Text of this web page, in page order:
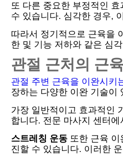
또 다른 중요한 부정적인
수 있습니다. 심각한 경우,
따라서 정기적으로 근육을
한 및 기능 저하와 같은 심
관절 근처의 근
관절 주변 근육을 이완시키
장하는 다양한 이완 기술이
가장 일반적이고 효과적인
합니다. 전문 마사지 센터
스트레칭 운동 또한 근육
진할 수 있습니다. 이러한